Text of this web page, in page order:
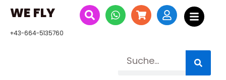
Inhalt
springen
WE FLY
+43-664-5135760